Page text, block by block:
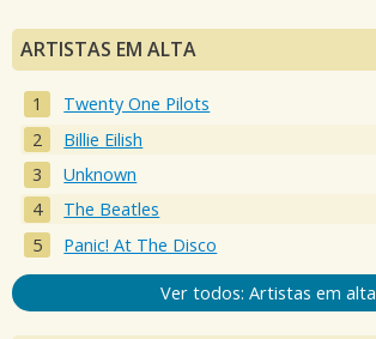
ARTISTAS EM ALTA
Twenty One Pilots
Billie Eilish
Unknown
The Beatles
Panic! At The Disco
Ver todos: Artistas em alta